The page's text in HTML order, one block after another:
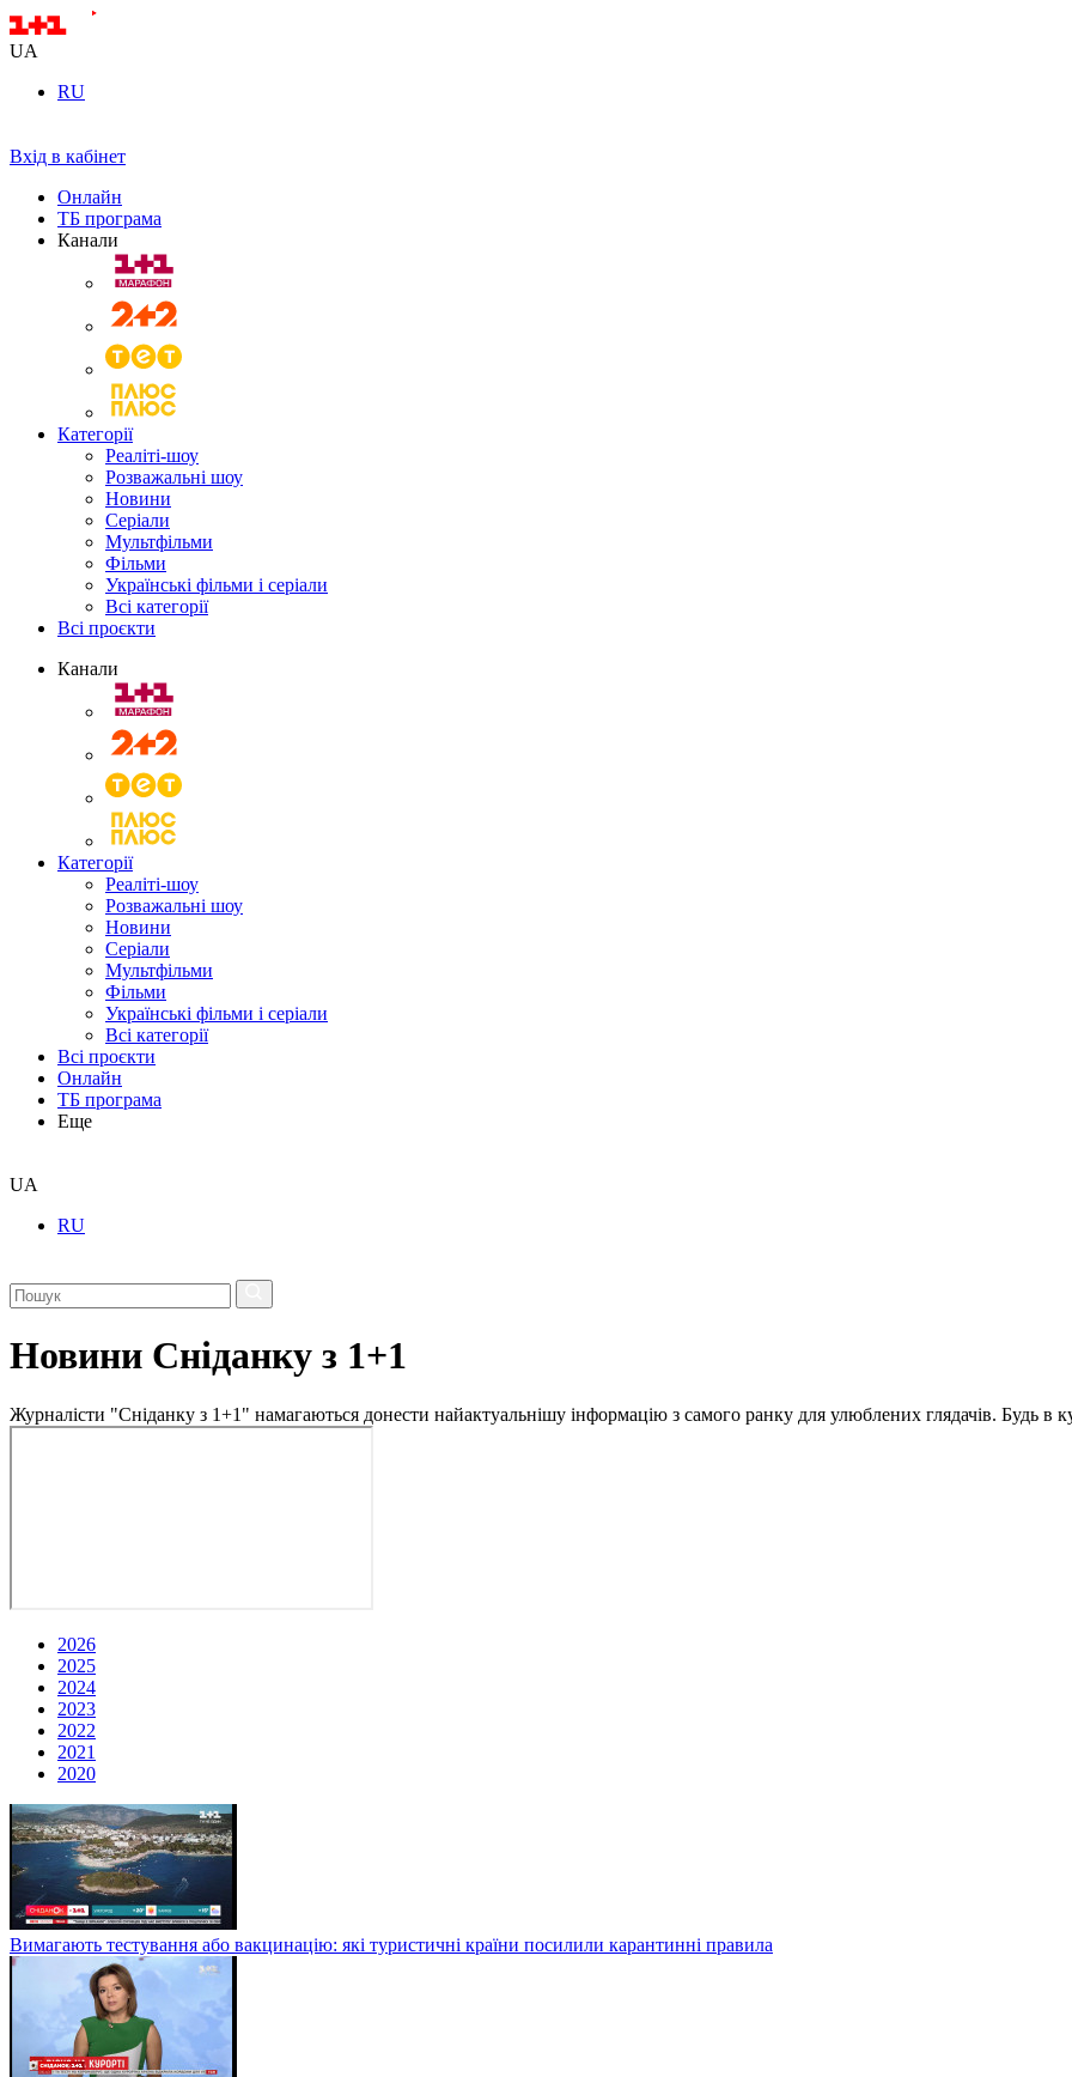
UA
RU
Вхід в кабінет
Онлайн
ТБ програма
Канали
Категорії
Реаліті-шоу
Розважальні шоу
Новини
Серіали
Мультфільми
Фільми
Українські фільми і серіали
Всі категорії
Всі проєкти
Канали
Категорії
Реаліті-шоу
Розважальні шоу
Новини
Серіали
Мультфільми
Фільми
Українські фільми і серіали
Всі категорії
Всі проєкти
Онлайн
ТБ програма
Еще
UA
RU
Новини Сніданку з 1+1
Журналісти "Сніданку з 1+1" намагаються донести найактуальнішу інформацію з самого ранку для улюблених глядачів. Будь в
2026
2025
2024
2023
2022
2021
2020
Вимагають тестування або вакцинацію: які туристичні країни посилили карантинні правила